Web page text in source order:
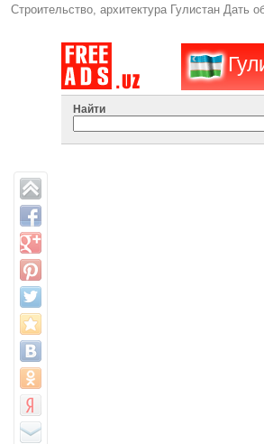
Строительство, архитектура Гулистан Дать
Найти